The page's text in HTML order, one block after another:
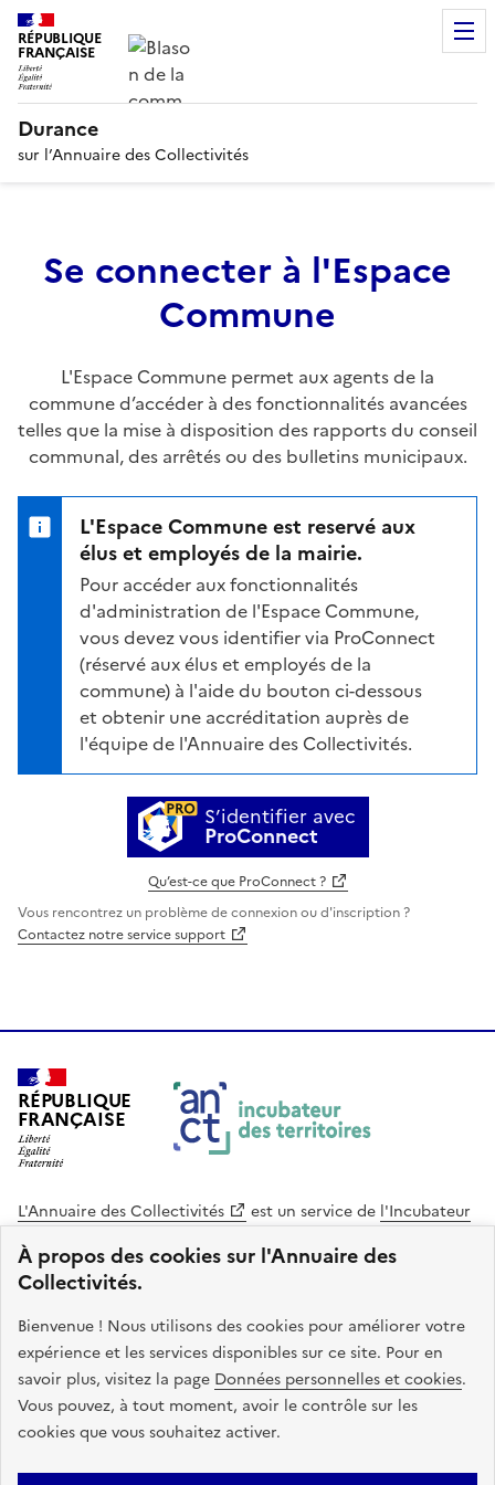
À propos des cookies sur l'Annuaire des
Collectivités.
Bienvenue ! Nous utilisons des cookies pour améliorer votre
expérience et les services disponibles sur ce site. Pour en
savoir plus, visitez la page Données personnelles et cookies.
Vous pouvez, à tout moment, avoir le contrôle sur les
cookies que vous souhaitez activer.
RÉPUBLIQUE
FRANÇAISE
Durance
sur l’Annuaire des Collectivités
Se connecter à l'Espace
Commune
L'Espace Commune permet aux agents de la
commune d’accéder à des fonctionnalités avancées
telles que la mise à disposition des rapports du conseil
communal, des arrêtés ou des bulletins municipaux.
L'Espace Commune est reservé aux
élus et employés de la mairie.
Pour accéder aux fonctionnalités
d'administration de l'Espace Commune,
vous devez vous identifier via ProConnect
(réservé aux élus et employés de la
commune) à l'aide du bouton ci-dessous
et obtenir une accréditation auprès de
l'équipe de l'Annuaire des Collectivités.
S’identifier avec
ProConnect
Qu’est-ce que ProConnect ?
Vous rencontrez un problème de connexion ou d'inscription ?
Contactez notre service support
RÉPUBLIQUE
FRANÇAISE
L'Annuaire des Collectivités est un service de l'Incubateur
Cohésion des Territoires
. Le code source de ce site web
est disponible en licence libre. Le design de ce site est conçu
avec le système de design de l’État.
legifrance.gouv.fr
info.gouv.fr
service-public.gouv.fr
data.gouv.fr
Plan du site Accessibilite : non conforme Mentions légales